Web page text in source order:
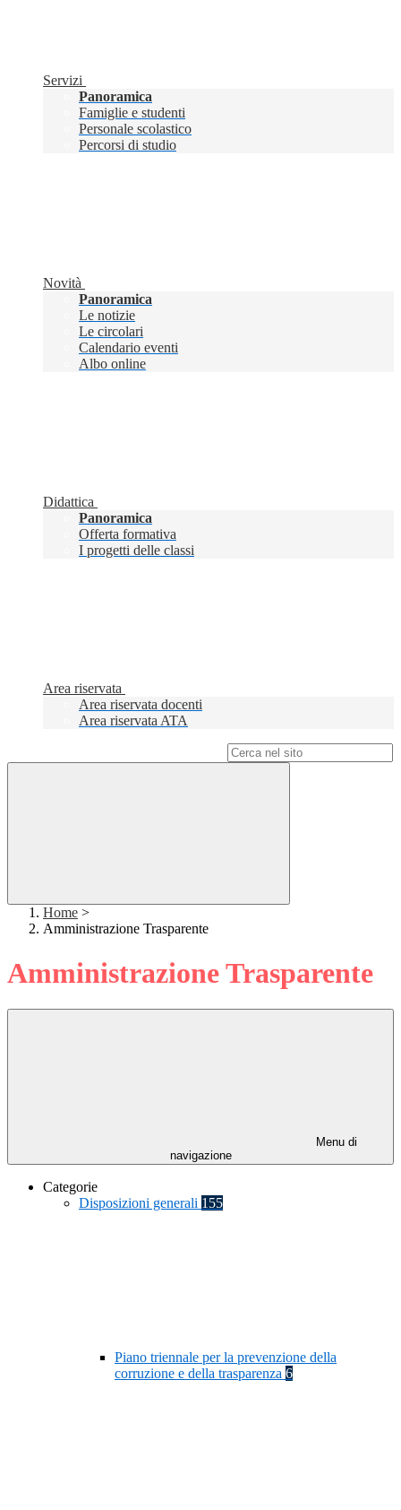
Servizi
Panoramica
Famiglie e studenti
Personale scolastico
Percorsi di studio
Novità
Panoramica
Le notizie
Le circolari
Calendario eventi
Albo online
Didattica
Panoramica
Offerta formativa
I progetti delle classi
Area riservata
Area riservata docenti
Area riservata ATA
Home >
Amministrazione Trasparente
Amministrazione Trasparente
Menu di
navigazione
Categorie
Disposizioni generali 155
Piano triennale per la prevenzione della
corruzione e della trasparenza 6